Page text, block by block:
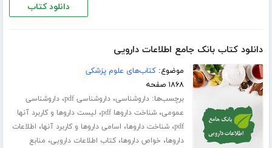
دانلود کتاب
دانلود کتاب بانک جامع اطلاعات دارویی
موضوع:کتاب‌های علوم پزشکی
۱۸۶۸ صفحه
برچسب‌ها:داروشناسی،داروشناسی pdf ،داروشناسی
عمومی،شناخت داروها pdf ، لیست داروها و کاربرد آنها
pdf،شناخت داروها، اسامی داروها و کاربرد آنها، اطلاعات
داروها، خواص داروها،کتاب اطلاعات دارویی، منابع